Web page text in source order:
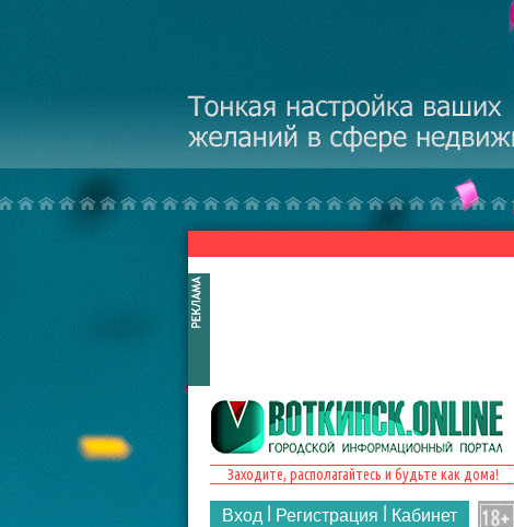
Заходите, располагайтесь и будьте как дома!
Вход Регистрация Кабинет